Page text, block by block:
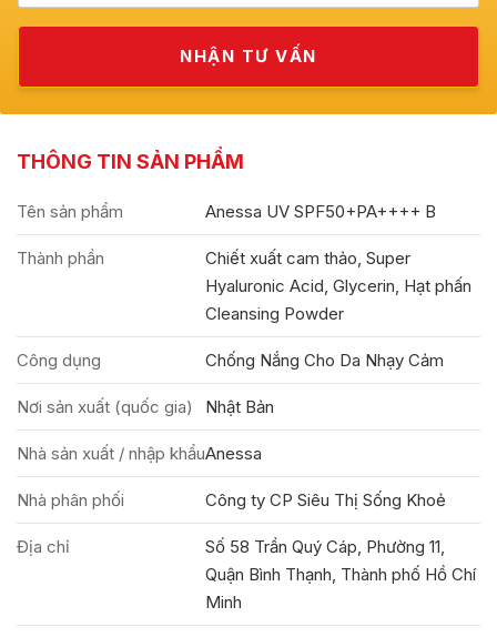
THÔNG TIN SẢN PHẨM
Tên sản phẩm Anessa UV SPF50+PA++++ B
Thành phần
Chiết xuất cam thảo, Super
Hyaluronic Acid, Glycerin, Hạt phấn
Cleansing Powder
Công dụng Chống Nắng Cho Da Nhạy Cảm
Nơi sản xuất (quốc gia) Nhật Bản
Nhà sản xuất / nhập khẩuAnessa
Nhà phân phối Công ty CP Siêu Thị Sống Khoẻ
Địa chỉ
Số 58 Trần Quý Cáp, Phường 11,
Quận Bình Thạnh, Thành phố Hồ Chí
Minh